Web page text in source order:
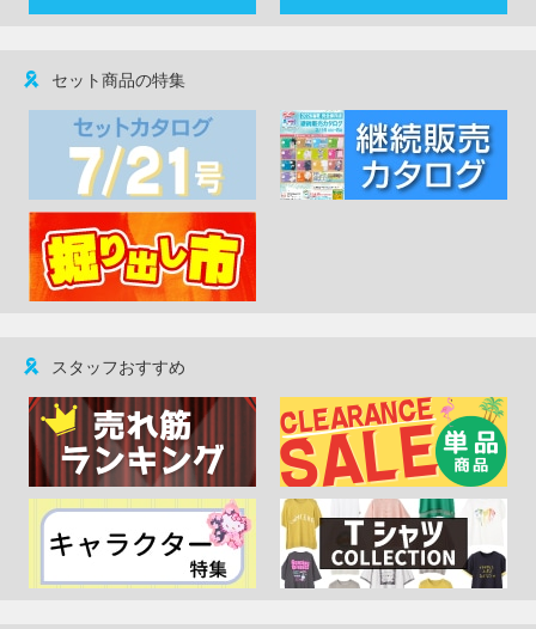
セット商品の特集
スタッフおすすめ